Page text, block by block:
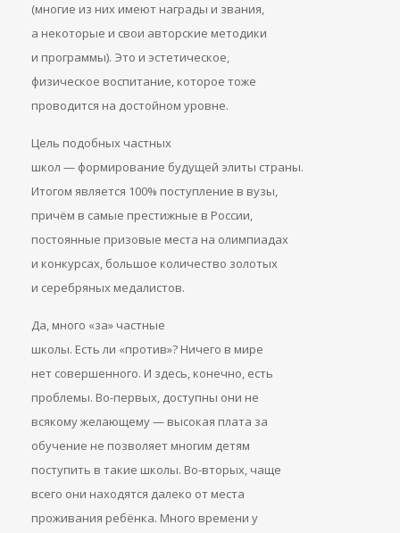
(многие из них имеют награды и звания,
а некоторые и свои авторские методики
и программы). Это и эстетическое,
физическое воспитание, которое тоже
проводится на достойном уровне.
Цель подобных частных
школ — формирование будущей элиты страны.
Итогом является 100% поступление в вузы,
причём в самые престижные в России,
постоянные призовые места на олимпиадах
и конкурсах, большое количество золотых
и серебряных медалистов.
Да, много «за» частные
школы. Есть ли «против»? Ничего в мире
нет совершенного. И здесь, конечно, есть
проблемы. Во-первых, доступны они не
всякому желающему — высокая плата за
обучение не позволяет многим детям
поступить в такие школы. Во-вторых, чаще
всего они находятся далеко от места
проживания ребёнка. Много времени у